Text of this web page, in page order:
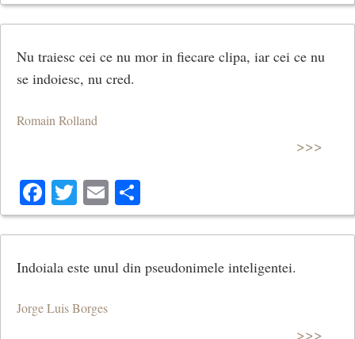
Nu traiesc cei ce nu mor in fiecare clipa, iar cei ce nu
se indoiesc, nu cred.
Romain Rolland
>>>
Facebook
Twitter
Email
Indoiala este unul din pseudonimele inteligentei.
Jorge Luis Borges
>>>